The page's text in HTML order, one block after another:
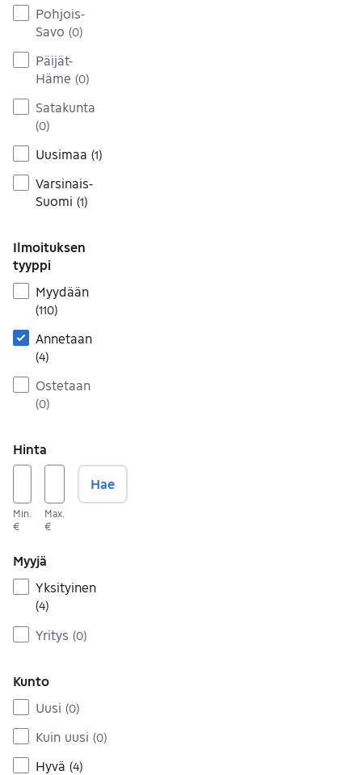
Pohjois-
Savo (0)
Päijät-
Häme (0)
Satakunta
(0)
Uusimaa (1)
Varsinais-
Suomi (1)
Ilmoituksen
tyyppi
Myydään
(110)
Annetaan
(4)
Ostetaan
(0)
Hinta
Min.
€
Max.
€
Hae
Myyjä
Yksityinen
(4)
Yritys (0)
Kunto
Uusi (0)
Kuin uusi (0)
Hyvä (4)